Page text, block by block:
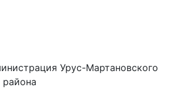
Урус-Мартановского
района